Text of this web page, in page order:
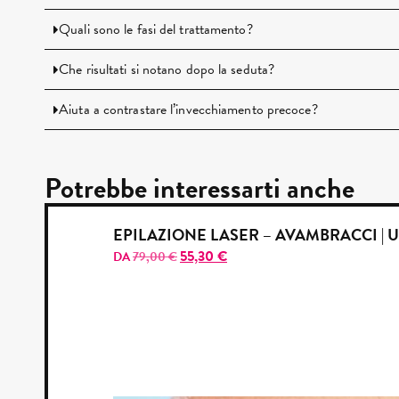
Quali sono le fasi del trattamento?
Che risultati si notano dopo la seduta?
Aiuta a contrastare l’invecchiamento precoce?
Potrebbe interessarti anche
EPILAZIONE LASER – AVAMBRACCI |
DA79,00€55,30€